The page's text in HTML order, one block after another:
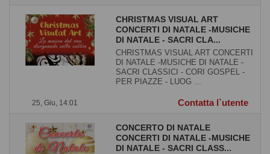
25, Giu, 14:01
CHRISTMAS VISUAL ART
CONCERTI DI NATALE -MUSICHE
DI NATALE - SACRI CLA...
CHRISTMAS VISUAL ART CONCERTI
DI NATALE -MUSICHE DI NATALE -
SACRI CLASSICI - CORI GOSPEL -
PER PIAZZE - LUOG ...
Contatta l`utente
CONCERTO DI NATALE
CONCERTI DI NATALE -MUSICHE
DI NATALE - SACRI CLASS...